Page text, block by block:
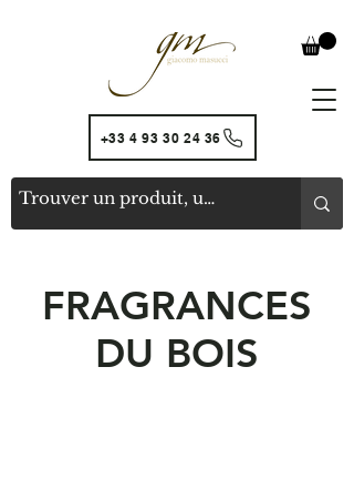
+33 4 93 30 24 36
FRAGRANCES
DU BOIS